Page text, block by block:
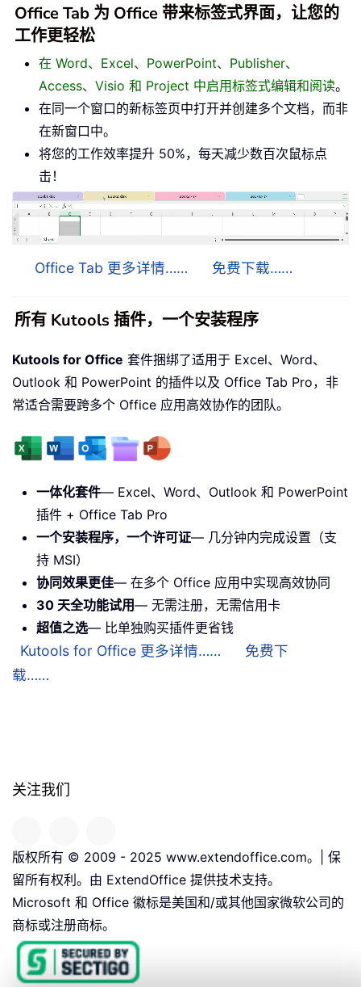
Office Tab 为 Office 带来标签式界面，让您的
工作更轻松
在 Word、Excel、PowerPoint、Publisher、
Access、Visio 和 Project 中启用标签式编辑和阅读。
在同一个窗口的新标签页中打开并创建多个文档，而非
在新窗口中。
将您的工作效率提升 50%，每天减少数百次鼠标点
击！
Office Tab 更多详情…… 免费下载……
所有 Kutools 插件，一个安装程序
Kutools for Office 套件捆绑了适用于 Excel、Word、
Outlook 和 PowerPoint 的插件以及 Office Tab Pro，非
常适合需要跨多个 Office 应用高效协作的团队。
一体化套件— Excel、Word、Outlook 和 PowerPoint
插件 + Office Tab Pro
一个安装程序，一个许可证— 几分钟内完成设置（支
持 MSI）
协同效果更佳— 在多个 Office 应用中实现高效协同
30 天全功能试用— 无需注册，无需信用卡
超值之选— 比单独购买插件更省钱
Kutools for Office 更多详情……
免费下
载……
关注我们
版权所有 © 2009 - 2025 www.extendoffice.com。| 保
留所有权利。由 ExtendOffice 提供技术支持。
Microsoft 和 Office 徽标是美国和/或其他国家微软公司的
商标或注册商标。